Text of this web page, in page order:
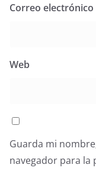
Correo electrónico
Web
Guarda mi
navegador para la